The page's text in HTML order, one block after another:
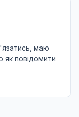
маю
як повідомити